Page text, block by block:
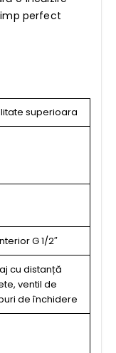
perfect
superioara
G 1/2″
cu distanță
ventil de
de închidere